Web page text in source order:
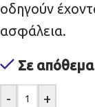
οδηγούν
ασφάλεια.
Σε απόθεμα
- +